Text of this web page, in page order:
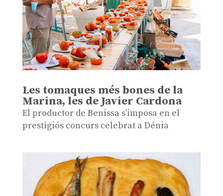
Les tomaques més bones de la
Marina, les de Javier Cardona
El productor de Benissa s’imposa en el
prestigiós concurs celebrat a Dénia